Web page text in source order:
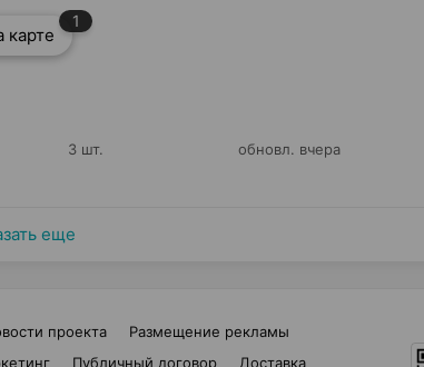
карте
1
3 шт. обновл. вчера
еще
проекта
Размещение рекламы
Публичный договор Доставка